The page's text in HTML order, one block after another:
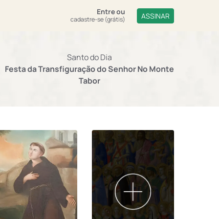
Entreou
cadastre-se (grátis) ASSINAR
Santo do Dia
Festa da Transfiguração do Senhor No Monte
Tabor